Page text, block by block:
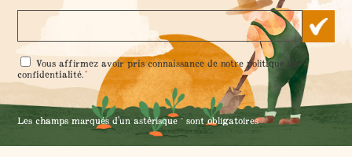
RGPD
*
Vous affirmez avoir pris connaissance de notrepolitique de
confidentialité.*
Les champs marqués d'un astérisque * sont obligatoires